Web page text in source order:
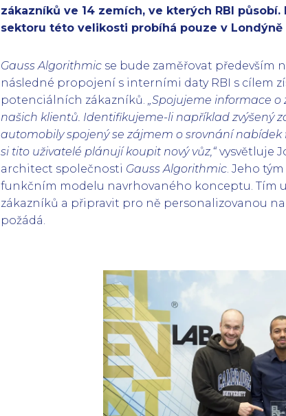
zákazníků ve 14 zemích, ve kterých RBI
sektoru této velikosti probíhá pouze v Londýně
Gauss Algorithmic se bude zaměřovat především
následné propojení s interními daty RBI s cílem
potenciálních zákazníků.„Spojujeme informace
našich klientů. Identifikujeme-li například zvýšený
automobily spojený se zájmem o srovnání
si tito uživatelé plánují koupit nový vůz,“ vysvětluje
architect společnosti Gauss Algorithmic. Jeho
funkčním modelu navrhovaného konceptu. Tím
zákazníků a připravit pro ně personalizovanou
požádá.